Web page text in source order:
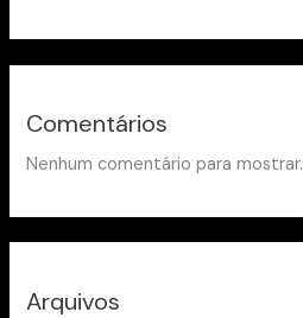
Comentários
Nenhum comentário para mostrar.
Arquivos